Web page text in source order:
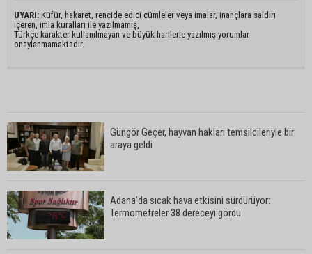
UYARI: Küfür, hakaret, rencide edici cümleler veya imalar, inançlara saldırı
içeren, imla kuralları ile yazılmamış,
Türkçe karakter kullanılmayan ve büyük harflerle yazılmış yorumlar
onaylanmamaktadır.
Güngör Geçer, hayvan hakları temsilcileriyle bir
araya geldi
Adana’da sıcak hava etkisini sürdürüyor:
Termometreler 38 dereceyi gördü